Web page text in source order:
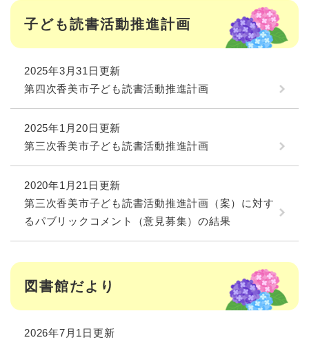
子ども読書活動推進計画
2025年3月31日更新
第四次香美市子ども読書活動推進計画
2025年1月20日更新
第三次香美市子ども読書活動推進計画
2020年1月21日更新
第三次香美市子ども読書活動推進計画（案）に対す
るパブリックコメント（意見募集）の結果
図書館だより
2026年7月1日更新